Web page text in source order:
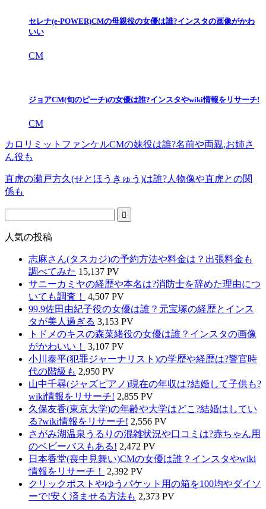
セレナ(e-POWER)CMの母親役の女優は誰?インスタの画像がかわ
いい
CM
ジョアCM(旬のピーチ)の女優は誰?インスタやwiki情報をリサーチ!
CM
カロリミットファンケルCMの妹役は誰?名前や両親,お姉さ
ん役も
直虎の瀬戸方久(せとほうきゅう)は誰?人物像や直虎との関
係も
人気の投稿
志麻さん(タスカジ)の予約方法や料金は？出張料金も
調べてみた 15,137 PV
サニーカミヤの経歴や本名は?消防士を辞めた理由につ
いても調査！
4,507 PV
99.9佐田由紀子役の女優は誰？元宝塚の経歴とインス
タが美人過ぎる 3,153 PV
トドメのキスの森菜緒役の女優は誰？インスタの画像
がかわいい！
3,107 PV
小川泰平(犯罪ジャーナリスト)の学歴や経歴は?警官時
代の階級も 2,950 PV
山中千尋(ジャズピアノ)現在の年収は?結婚して子供も?
wiki情報をリサーチ! 2,855 PV
久保友香(東京大学)の年齢や大学はどこ?結婚はしてい
る?wiki情報をリサーチ! 2,556 PV
さがみ湖温泉うるりの混雑状況や口コミは?赤ちゃん用
のベビーバスもある! 2,472 PV
日本香堂(喪中見舞い)CMの女優は誰？インスタやwiki
情報をリサーチ！
2,392 PV
クリックポストやゆうパケット用の箱を100均やダイソ
ーで!安く済ませる方法も 2,373 PV